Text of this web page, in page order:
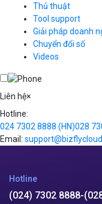
Simple Storage
VOD
VPN
Traffic Manager
Cloud VPS
Videos
Thủ thuật
Tool support
Giải pháp doanh
Chuyển đổi số
Videos
Liên hệ×
Hotline:
024 7302 8888 (HN)028
Email:
Hotline
(024) 7302 8888-